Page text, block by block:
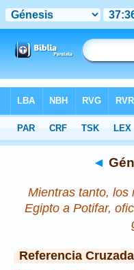
>Génesis Capítulo 37 > Verso 36
◄
Mientras tanto, los
Egipto a Potifar,
Referencia Cruzada